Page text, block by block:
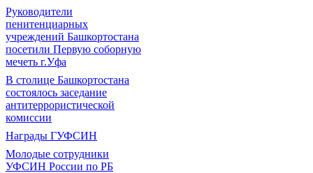
Руководители
пенитенциарных
учреждений Башкортостана
посетили Первую соборную
мечеть г.Уфа
В столице Башкортостана
состоялось заседание
антитеррористической
комиссии
Награды ГУФСИН
Молодые сотрудники
УФСИН России по РБ